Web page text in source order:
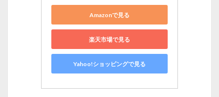
Amazonで見る
楽天市場で見る
Yahoo!ショッピングで見る